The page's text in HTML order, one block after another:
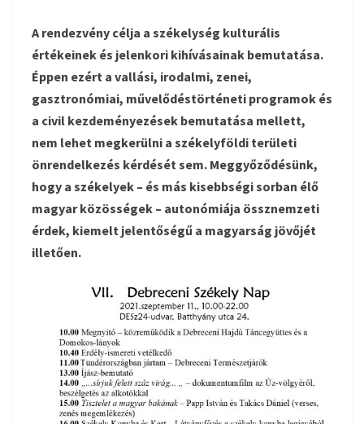
A rendezvény célja a székelység kulturális
értékeinek és jelenkori kihívásainak bemutatása.
Éppen ezért a vallási, irodalmi, zenei,
gasztronómiai, művelődéstörténeti programok és
a civil kezdeményezések bemutatása mellett,
nem lehet megkerülni a székelyföldi területi
önrendelkezés kérdését sem. Meggyőződésünk,
hogy a székelyek – és más kisebbségi sorban élő
magyar közösségek – autonómiája össznemzeti
érdek, kiemelt jelentőségű a magyarság jövőjét
illetően.